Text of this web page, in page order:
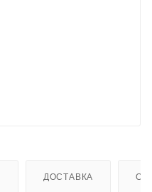
ДОСТАВКА